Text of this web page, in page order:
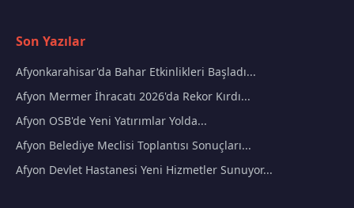
Son Yazılar
Afyonkarahisar'da Bahar Etkinlikleri Başladı...
Afyon Mermer İhracatı 2026'da Rekor Kırdı...
Afyon OSB'de Yeni Yatırımlar Yolda...
Afyon Belediye Meclisi Toplantısı Sonuçları...
Afyon Devlet Hastanesi Yeni Hizmetler Sunuyor...